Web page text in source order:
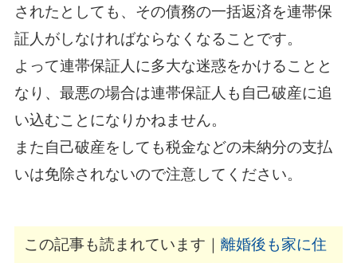
されたとしても、その債務の一括返済を連帯保
証人がしなければならなくなることです。
よって連帯保証人に多大な迷惑をかけることと
なり、最悪の場合は連帯保証人も自己破産に追
い込むことになりかねません。
また自己破産をしても税金などの未納分の支払
いは免除されないので注意してください。
この記事も読まれています｜ 離婚後も家に住